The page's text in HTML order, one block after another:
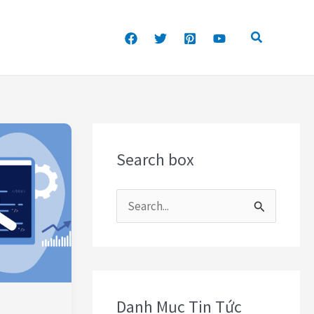
Search box
iDanh Mục Tin Tức